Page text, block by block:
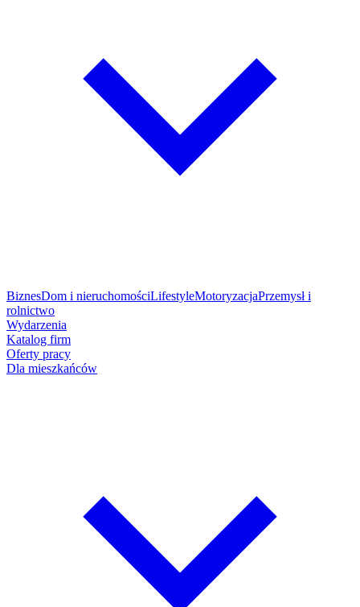
BiznesDom i nieruchomościLifestyleMotoryzacjaPrzemysł i
rolnictwo
Wydarzenia
Katalog firm
Oferty pracy
Dla mieszkańców